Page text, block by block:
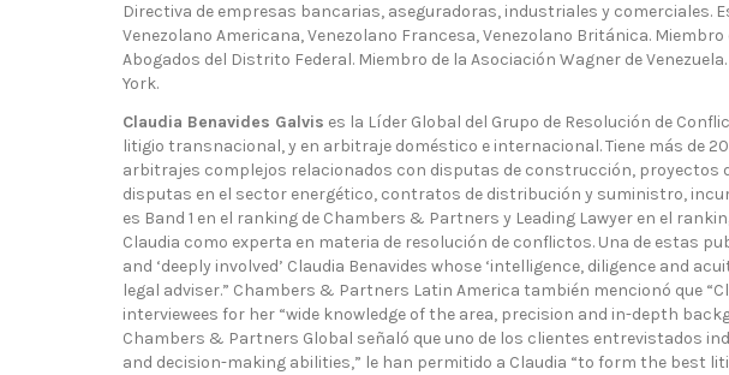
Directiva de empresas bancarias, aseguradoras, industriales y comerciales.
Venezolano Americana, Venezolano Francesa, Venezolano Británica.
Abogados del Distrito Federal. Miembro de la Asociación Wagner de
York.
Claudia Benavides Galvis es la Líder Global del Grupo de Resolución de
litigio transnacional, y en arbitraje doméstico e internacional. Tiene más de
arbitrajes complejos relacionados con disputas de construcción,
disputas en el sector energético, contratos de distribución y suministro,
es Band 1 en el ranking de Chambers & Partners y Leading Lawyer en el
Claudia como experta en materia de resolución de conflictos. Una de estas
and ‘deeply involved’ Claudia Benavides whose ‘intelligence, diligence and
legal adviser.” Chambers & Partners Latin America también mencionó que
interviewees for her “wide knowledge of the area, precision and in-depth
Chambers & Partners Global señaló que uno de los clientes entrevistados
and decision-making abilities,” le han permitido a Claudia “to form the best